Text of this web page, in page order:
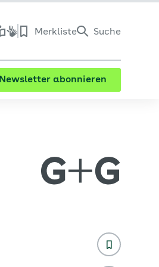
Merkliste Suche
Newsletter abonnieren